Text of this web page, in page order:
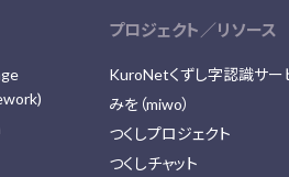
プロジェクト／リソース
KuroNetくずし字認識サー
みを（miwo）
つくしプロジェクト
つくしチャット